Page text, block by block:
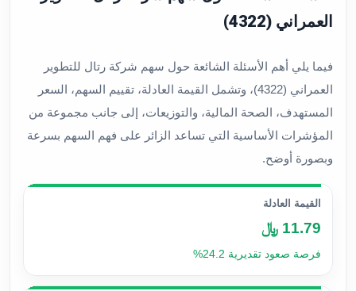
العمراني (4322)
فيما يلي أهم الأسئلة الشائعة حول سهم شركة رتال للتطوير
العمراني (4322)، وتشمل القيمة العادلة، تقييم السهم، السعر
المستهدف، الصحة المالية، والتوزيعات، إلى جانب مجموعة من
المؤشرات الأساسية التي تساعد الزائر على فهم السهم بسرعة
وبصورة أوضح.
القيمة العادلة
11.79 ﷼
فرصة صعود تقديرية 24.2%